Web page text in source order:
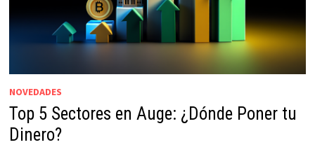
NOVEDADES
Top 5 Sectores en Auge: ¿Dónde Poner tu
Dinero?